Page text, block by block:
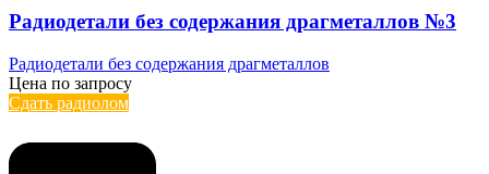
Радиодетали без содержания драгметаллов №3
Радиодетали без содержания драгметаллов
Цена по запросу
Сдать радиолом